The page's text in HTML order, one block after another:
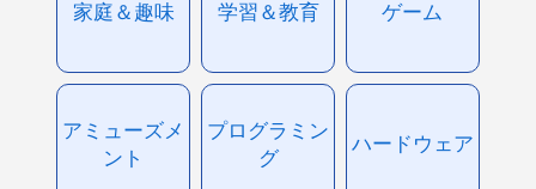
家庭＆趣味 学習＆教育 ゲーム
アミューズメ
ント
プログラミン
グ
ハードウェア